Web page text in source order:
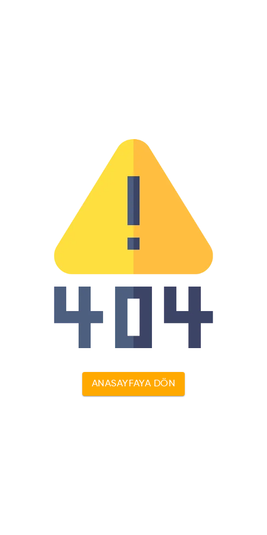
ANASAYFAYA DÖN